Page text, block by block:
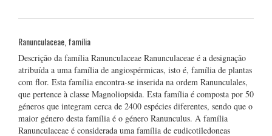
Ranunculaceae, família
Descrição da família Ranunculaceae Ranunculaceae é a designação
atribuída a uma família de angiospérmicas, isto é, família de plantas
com flor. Esta família encontra-se inserida na ordem Ranunculales,
que pertence à classe Magnoliopsida. Esta família é composta por 50
géneros que integram cerca de 2400 espécies diferentes, sendo que o
maior género desta família é o género Ranunculus. A família
Ranunculaceae é considerada uma família de eudicotiledoneas